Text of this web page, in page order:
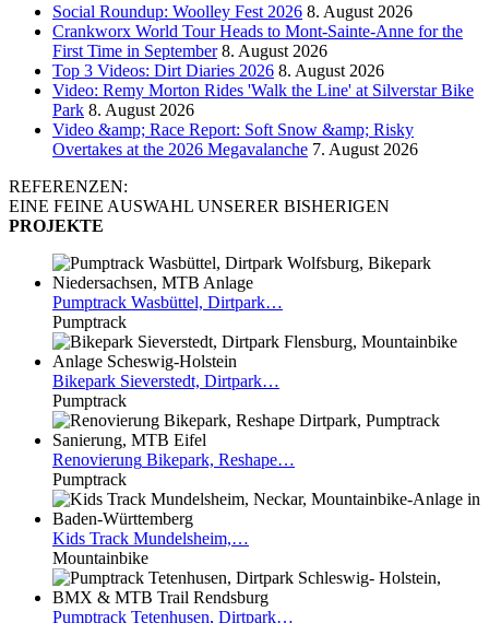
Social Roundup: Woolley Fest 2026 8. August 2026
Crankworx World Tour Heads to Mont-Sainte-Anne for the
First Time in September 8. August 2026
Top 3 Videos: Dirt Diaries 2026 8. August 2026
Video: Remy Morton Rides 'Walk the Line' at Silverstar Bike
Park 8. August 2026
Video &amp; Race Report: Soft Snow &amp; Risky
Overtakes at the 2026 Megavalanche 7. August 2026
REFERENZEN:
EINE FEINE AUSWAHL UNSERER BISHERIGEN
PROJEKTE
Pumptrack Wasbüttel, Dirtpark…
Pumptrack
Bikepark Sieverstedt, Dirtpark…
Pumptrack
Renovierung Bikepark, Reshape…
Pumptrack
Kids Track Mundelsheim,…
Mountainbike
Pumptrack Tetenhusen, Dirtpark…